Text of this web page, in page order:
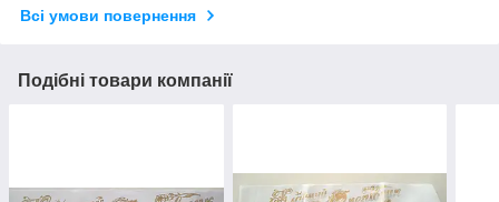
Всі умови повернення
Подібні товари компанії